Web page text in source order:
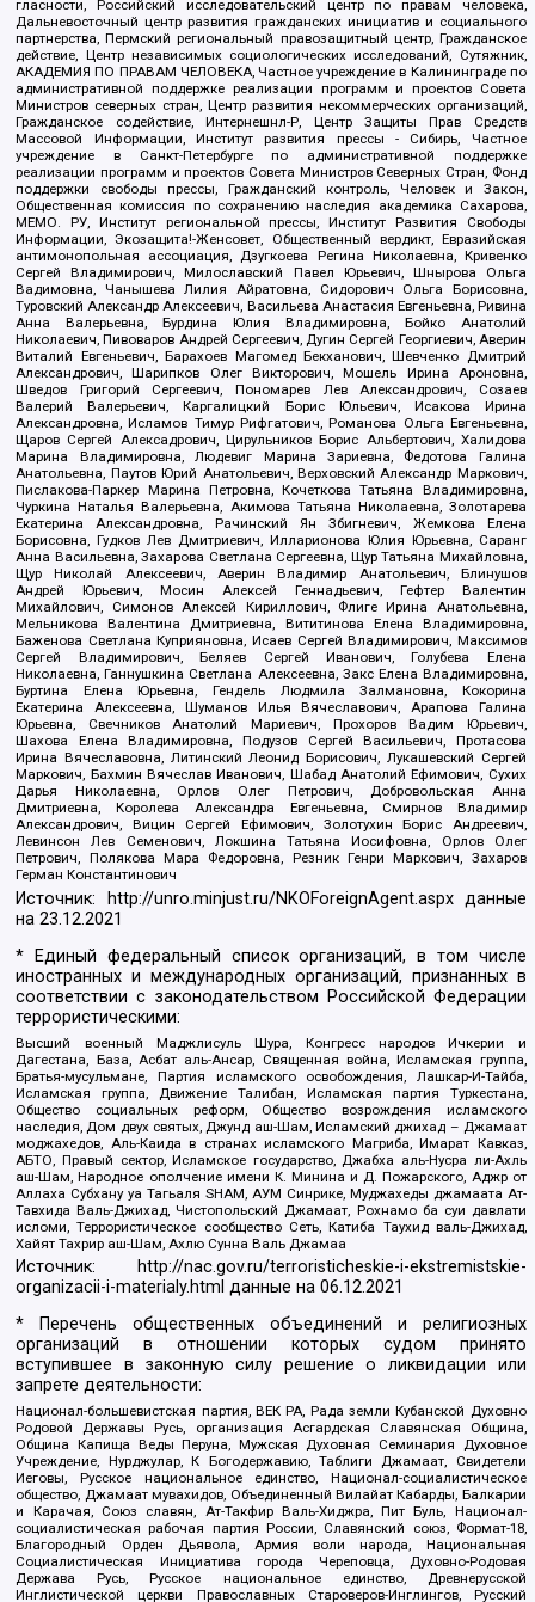
гласности, Российский исследовательский центр по правам человека,
Дальневосточный центр развития гражданских инициатив и социального
партнерства, Пермский региональный правозащитный центр, Гражданское
действие, Центр независимых социологических исследований, Сутяжник,
АКАДЕМИЯ ПО ПРАВАМ ЧЕЛОВЕКА, Частное учреждение в Калининграде по
административной поддержке реализации программ и проектов Совета
Министров северных стран, Центр развития некоммерческих организаций,
Гражданское содействие, Интернешнл-Р, Центр Защиты Прав Средств
Массовой Информации, Институт развития прессы - Сибирь, Частное
учреждение в Санкт-Петербурге по административной поддержке
реализации программ и проектов Совета Министров Северных Стран, Фонд
поддержки свободы прессы, Гражданский контроль, Человек и Закон,
Общественная комиссия по сохранению наследия академика Сахарова,
МЕМО. РУ, Институт региональной прессы, Институт Развития Свободы
Информации, Экозащита!-Женсовет, Общественный вердикт, Евразийская
антимонопольная ассоциация, Дзугкоева Регина Николаевна, Кривенко
Сергей Владимирович, Милославский Павел Юрьевич, Шнырова Ольга
Вадимовна, Чанышева Лилия Айратовна, Сидорович Ольга Борисовна,
Туровский Александр Алексеевич, Васильева Анастасия Евгеньевна, Ривина
Анна Валерьевна, Бурдина Юлия Владимировна, Бойко Анатолий
Николаевич, Пивоваров Андрей Сергеевич, Дугин Сергей Георгиевич, Аверин
Виталий Евгеньевич, Барахоев Магомед Бекханович, Шевченко Дмитрий
Александрович, Шарипков Олег Викторович, Мошель Ирина Ароновна,
Шведов Григорий Сергеевич, Пономарев Лев Александрович, Созаев
Валерий Валерьевич, Каргалицкий Борис Юльевич, Исакова Ирина
Александровна, Исламов Тимур Рифгатович, Романова Ольга Евгеньевна,
Щаров Сергей Алексадрович, Цирульников Борис Альбертович, Халидова
Марина Владимировна, Людевиг Марина Зариевна, Федотова Галина
Анатольевна, Паутов Юрий Анатольевич, Верховский Александр Маркович,
Пислакова-Паркер Марина Петровна, Кочеткова Татьяна Владимировна,
Чуркина Наталья Валерьевна, Акимова Татьяна Николаевна, Золотарева
Екатерина Александровна, Рачинский Ян Збигневич, Жемкова Елена
Борисовна, Гудков Лев Дмитриевич, Илларионова Юлия Юрьевна, Саранг
Анна Васильевна, Захарова Светлана Сергеевна, Щур Татьяна Михайловна,
Щур Николай Алексеевич, Аверин Владимир Анатольевич, Блинушов
Андрей Юрьевич, Мосин Алексей Геннадьевич, Гефтер Валентин
Михайлович, Симонов Алексей Кириллович, Флиге Ирина Анатольевна,
Мельникова Валентина Дмитриевна, Вититинова Елена Владимировна,
Баженова Светлана Куприяновна, Исаев Сергей Владимирович, Максимов
Сергей Владимирович, Беляев Сергей Иванович, Голубева Елена
Николаевна, Ганнушкина Светлана Алексеевна, Закс Елена Владимировна,
Буртина Елена Юрьевна, Гендель Людмила Залмановна, Кокорина
Екатерина Алексеевна, Шуманов Илья Вячеславович, Арапова Галина
Юрьевна, Свечников Анатолий Мариевич, Прохоров Вадим Юрьевич,
Шахова Елена Владимировна, Подузов Сергей Васильевич, Протасова
Ирина Вячеславовна, Литинский Леонид Борисович, Лукашевский Сергей
Маркович, Бахмин Вячеслав Иванович, Шабад Анатолий Ефимович, Сухих
Дарья Николаевна, Орлов Олег Петрович, Добровольская Анна
Дмитриевна, Королева Александра Евгеньевна, Смирнов Владимир
Александрович, Вицин Сергей Ефимович, Золотухин Борис Андреевич,
Левинсон Лев Семенович, Локшина Татьяна Иосифовна, Орлов Олег
Петрович, Полякова Мара Федоровна, Резник Генри Маркович, Захаров
Герман Константинович
Источник: http://unro.minjust.ru/NKOForeignAgent.aspxданные
на23.12.2021
* Единый федеральный список организаций, в том числе
иностранных и международных организаций, признанных в
соответствии с законодательством Российской Федерации
террористическими:
Высший военный Маджлисуль Шура, Конгресс народов Ичкерии и
Дагестана, База, Асбат аль-Ансар, Священная война, Исламская группа,
Братья-мусульмане, Партия исламского освобождения, Лашкар-И-Тайба,
Исламская группа, Движение Талибан, Исламская партия Туркестана,
Общество социальных реформ, Общество возрождения исламского
наследия, Дом двух святых, Джунд аш-Шам, Исламский джихад – Джамаат
моджахедов, Аль-Каида в странах исламского Магриба, Имарат Кавказ,
АБТО, Правый сектор, Исламское государство, Джабха аль-Нусра ли-Ахль
аш-Шам, Народное ополчение имени К. Минина и Д. Пожарского, Аджр от
Аллаха Субхану уа Тагьаля SHAM, АУМ Синрике, Муджахеды джамаата Ат-
Тавхида Валь-Джихад, Чистопольский Джамаат, Рохнамо ба суи давлати
исломи, Террористическое сообщество Сеть, Катиба Таухид валь-Джихад,
Хайят Тахрир аш-Шам, Ахлю Сунна Валь Джамаа
Источник:
http://nac.gov.ru/terroristicheskie-i-ekstremistskie-
organizacii-i-materialy.html данные на06.12.2021
* Перечень общественных объединений и религиозных
организаций в отношении которых судом принято
вступившее в законную силу решение о ликвидации или
запрете деятельности:
Национал-большевистская партия, ВЕК РА, Рада земли Кубанской Духовно
Родовой Державы Русь, организация Асгардская Славянская Община,
Община Капища Веды Перуна, Мужская Духовная Семинария Духовное
Учреждение, Нурджулар, К Богодержавию, Таблиги Джамаат, Свидетели
Иеговы, Русское национальное единство, Национал-социалистическое
общество, Джамаат мувахидов, Объединенный Вилайат Кабарды, Балкарии
и Карачая, Союз славян, Ат-Такфир Валь-Хиджра, Пит Буль, Национал-
социалистическая рабочая партия России, Славянский союз, Формат-18,
Благородный Орден Дьявола, Армия воли народа, Национальная
Социалистическая Инициатива города Череповца, Духовно-Родовая
Держава Русь, Русское национальное единство, Древнерусской
Инглистической церкви Православных Староверов-Инглингов, Русский